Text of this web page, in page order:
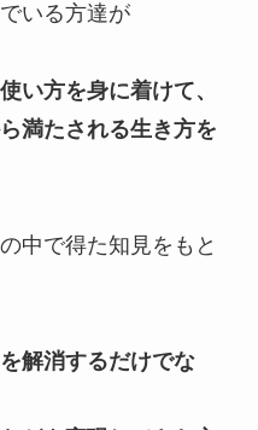
いる方達が
い方を身に着けて、
満たされる生き方を
中で得た知見をもと
解消するだけでな